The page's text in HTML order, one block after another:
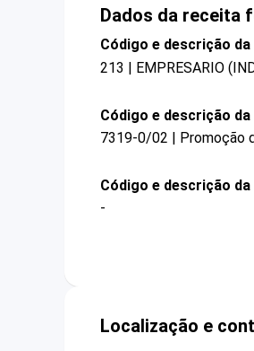
Dados da receita
Código e descrição
213 | EMPRESARIO
Código e descrição
7319-0/02 | Promoção
Código e descrição
-
Localização e